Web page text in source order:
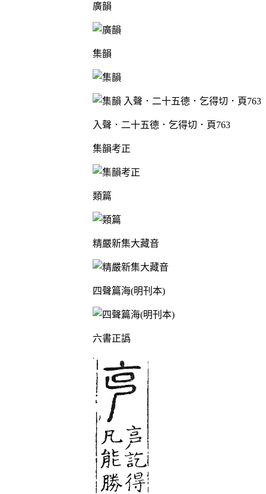
廣韻
集韻
入聲．二十五德．乞得切．頁763
集韻考正
類篇
精嚴新集大藏音
四聲篇海(明刊本)
六書正譌